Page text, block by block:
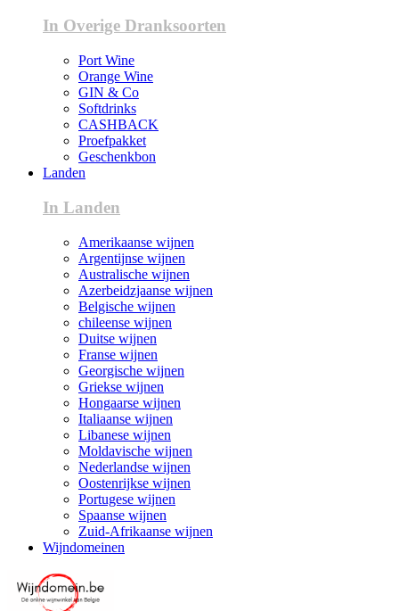
In Overige Dranksoorten
Port Wine
Orange Wine
GIN & Co
Softdrinks
CASHBACK
Proefpakket
Geschenkbon
Landen
In Landen
Amerikaanse wijnen
Argentijnse wijnen
Australische wijnen
Azerbeidzjaanse wijnen
Belgische wijnen
chileense wijnen
Duitse wijnen
Franse wijnen
Georgische wijnen
Griekse wijnen
Hongaarse wijnen
Italiaanse wijnen
Libanese wijnen
Moldavische wijnen
Nederlandse wijnen
Oostenrijkse wijnen
Portugese wijnen
Spaanse wijnen
Zuid-Afrikaanse wijnen
Wijndomeinen